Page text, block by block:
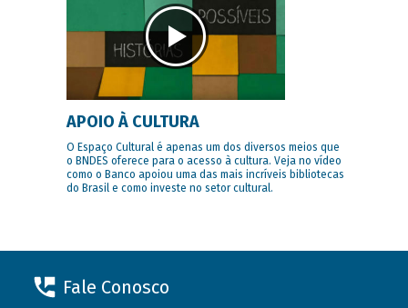
APOIO À CULTURA
O Espaço Cultural é apenas um dos diversos meios que
o BNDES oferece para o acesso à cultura. Veja no vídeo
como o Banco apoiou uma das mais incríveis bibliotecas
do Brasil e como investe no setor cultural.
Fale Conosco